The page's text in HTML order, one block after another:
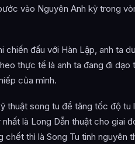
vào Nguyên Anh kỳ trong
đấu với Hàn Lập, anh ta
thực tế là anh ta đang đi dạo
của mình.
thuật song tu để tăng tốc độ tu
là Long Dẫn thuật cho giai
chết thì là Song Tu tinh nguyên